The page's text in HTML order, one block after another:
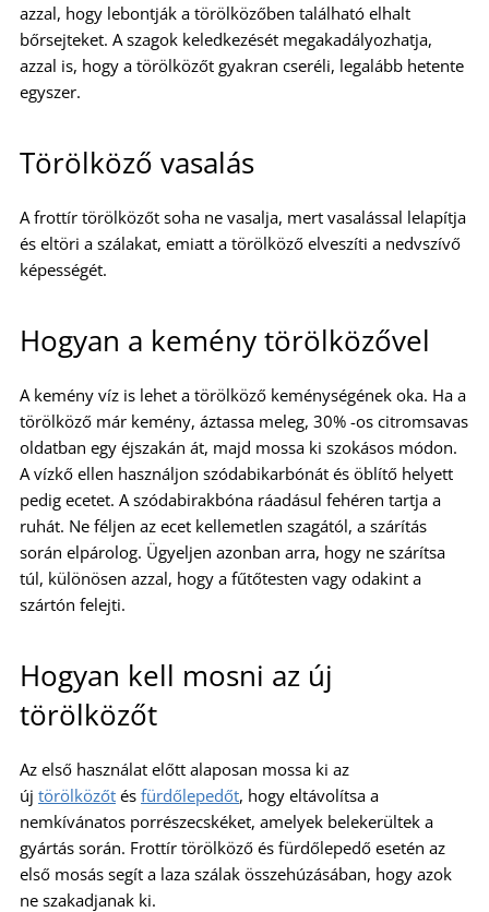
azzal, hogy lebontják a törölközőben található elhalt
bőrsejteket. A szagok keledkezését megakadályozhatja,
azzal is, hogy a törölközőt gyakran cseréli, legalább hetente
egyszer.
Törölköző vasalás
A frottír törölközőt soha ne vasalja, mert vasalással lelapítja
és eltöri a szálakat, emiatt a törölköző elveszíti a nedvszívő
képességét.
Hogyan a kemény törölközővel
A kemény víz is lehet a törölköző keménységének oka. Ha a
törölköző már kemény, áztassa meleg, 30% -os citromsavas
oldatban egy éjszakán át, majd mossa ki szokásos módon.
A vízkő ellen használjon szódabikarbónát és öblítő helyett
pedig ecetet. A szódabirakbóna ráadásul fehéren tartja a
ruhát. Ne féljen az ecet kellemetlen szagától, a szárítás
során elpárolog. Ügyeljen azonban arra, hogy ne szárítsa
túl, különösen azzal, hogy a fűtőtesten vagy odakint a
szártón felejti.
Hogyan kell mosni az új
törölközőt
Az első használat előtt alaposan mossa ki az
új törölközőt és fürdőlepedőt, hogy eltávolítsa a
nemkívánatos porrészecskéket, amelyek belekerültek a
gyártás során. Frottír törölköző és fürdőlepedő esetén az
első mosás segít a laza szálak összehúzásában, hogy azok
ne szakadjanak ki.